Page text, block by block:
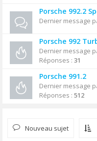
Porsche 992.2
Dernier message
Porsche 992
Dernier message
Réponses : 31
Porsche 991.2
Dernier message
Réponses : 512
Nouveau sujet